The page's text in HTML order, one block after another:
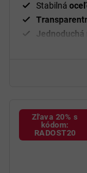
Stabilná
Zľava 20% s
kódom:
RADOST20